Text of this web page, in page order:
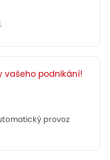
SFTP LSOH 3m
vašeho podnikání!
provoz